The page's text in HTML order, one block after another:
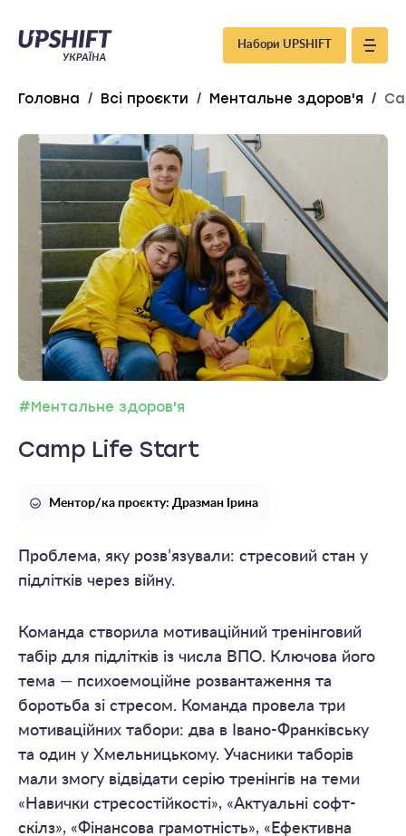
Upshift
–
Україна
Набори UPSHIFT
Головна / Всі проєкти / Ментальне здоров'я /
#Ментальне здоров'я
Camp Life Start
Ментор/ка проєкту: Дразман Ірина
Проблема, яку розв’язували: стресовий стан у
підлітків через війну.
Команда створила мотиваційний тренінговий
табір для підлітків із числа ВПО. Ключова його
тема — психоемоційне розвантаження та
боротьба зі стресом. Команда провела три
мотиваційних табори: два в Івано-Франківську
та один у Хмельницькому. Учасники таборів
мали змогу відвідати серію тренінгів на теми
«Навички стресостійкості», «Актуальні софт-
скілз», «Фінансова грамотність», «Ефективна